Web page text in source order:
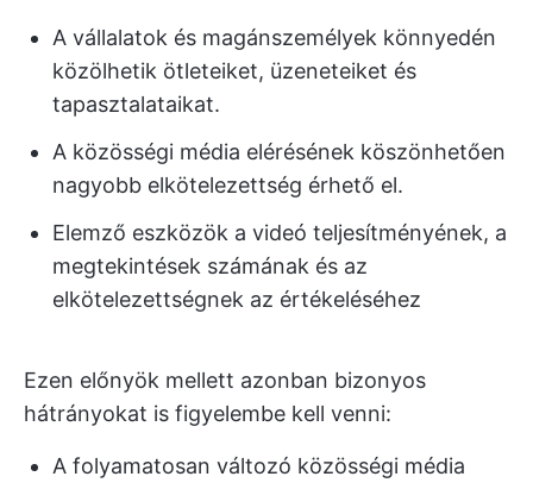
A vállalatok és magánszemélyek könnyedén
közölhetik ötleteiket, üzeneteiket és
tapasztalataikat.
A közösségi média elérésének köszönhetően
nagyobb elkötelezettség érhető el.
Elemző eszközök a videó teljesítményének, a
megtekintések számának és az
elkötelezettségnek az értékeléséhez
Ezen előnyök mellett azonban bizonyos
hátrányokat is figyelembe kell venni:
A folyamatosan változó közösségi média